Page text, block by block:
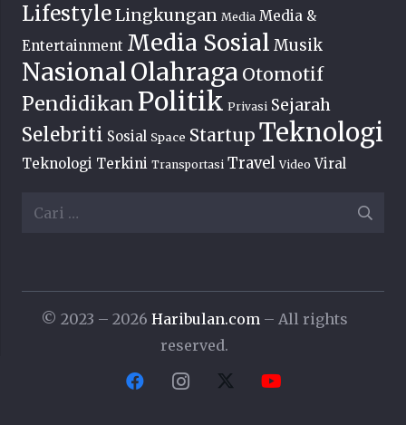
LifestyleLingkungan Media Media &
Entertainment Media Sosial Musik
NasionalOlahraga Otomotif
Pendidikan Politik Privasi Sejarah
Selebriti Sosial Space Startup Teknologi
Teknologi Terkini Transportasi Travel Video Viral
Cari
© 2023 – 2026 Haribulan.com – All rights
reserved.